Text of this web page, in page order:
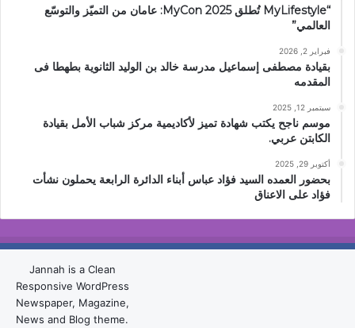
“MyLifestyle تُطلق MyCon 2025: عامان من التميّز والتوسّع
العالمي”
فبراير 2, 2026
بقيادة مصطفى إسماعيل مدرسة خالد بن الوليد الثانوية بطهطا فى
المقدمه
سبتمبر 12, 2025
موسم ناجح يكتب شهادة تميز لأكاديمية مركز شباب الأمل بقيادة
الكابتن عربي.
أكتوبر 29, 2025
بحضور العمده السيد فؤاد عباس أبناء الدائرة الرابعة يحملون نشأت
فؤاد على الاعناق
Jannah is a Clean
Responsive WordPress
Newspaper, Magazine,
News and Blog theme.